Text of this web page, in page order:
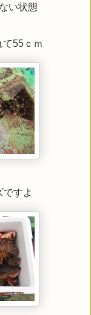
い状態
55ｃｍ
ですよ